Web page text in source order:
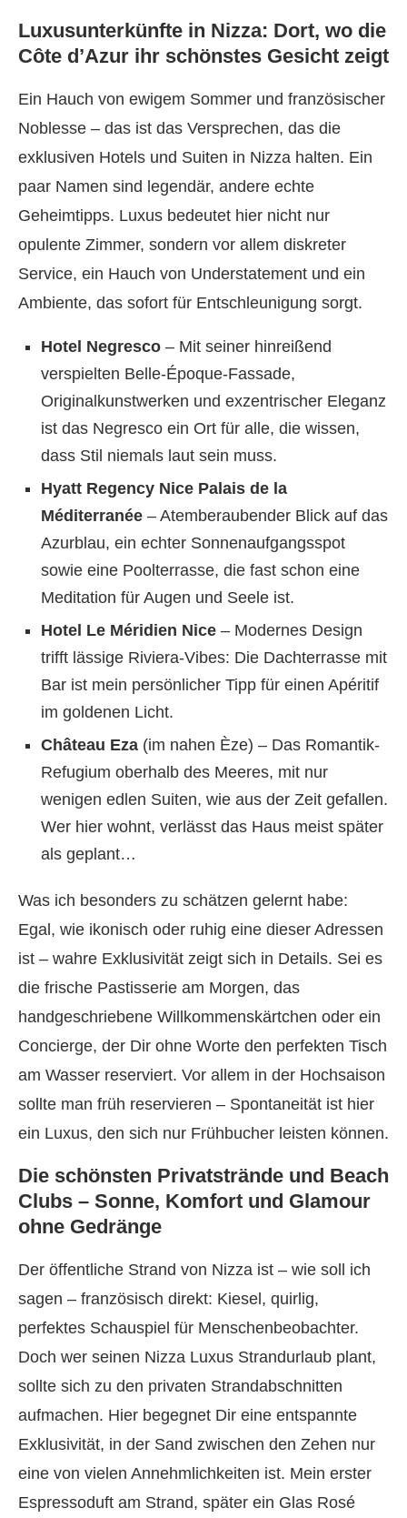
Luxusunterkünfte in Nizza: Dort, wo die
Côte d’Azur ihr schönstes Gesicht zeigt
Ein Hauch von ewigem Sommer und französischer
Noblesse – das ist das Versprechen, das die
exklusiven Hotels und Suiten in Nizza halten. Ein
paar Namen sind legendär, andere echte
Geheimtipps. Luxus bedeutet hier nicht nur
opulente Zimmer, sondern vor allem diskreter
Service, ein Hauch von Understatement und ein
Ambiente, das sofort für Entschleunigung sorgt.
Hotel Negresco – Mit seiner hinreißend
verspielten Belle-Époque-Fassade,
Originalkunstwerken und exzentrischer Eleganz
ist das Negresco ein Ort für alle, die wissen,
dass Stil niemals laut sein muss.
Hyatt Regency Nice Palais de la
Méditerranée – Atemberaubender Blick auf das
Azurblau, ein echter Sonnenaufgangsspot
sowie eine Poolterrasse, die fast schon eine
Meditation für Augen und Seele ist.
Hotel Le Méridien Nice – Modernes Design
trifft lässige Riviera-Vibes: Die Dachterrasse mit
Bar ist mein persönlicher Tipp für einen Apéritif
im goldenen Licht.
Château Eza (im nahen Èze) – Das Romantik-
Refugium oberhalb des Meeres, mit nur
wenigen edlen Suiten, wie aus der Zeit gefallen.
Wer hier wohnt, verlässt das Haus meist später
als geplant…
Was ich besonders zu schätzen gelernt habe:
Egal, wie ikonisch oder ruhig eine dieser Adressen
ist – wahre Exklusivität zeigt sich in Details. Sei es
die frische Pastisserie am Morgen, das
handgeschriebene Willkommenskärtchen oder ein
Concierge, der Dir ohne Worte den perfekten Tisch
am Wasser reserviert. Vor allem in der Hochsaison
sollte man früh reservieren – Spontaneität ist hier
ein Luxus, den sich nur Frühbucher leisten können.
Die schönsten Privatstrände und Beach
Clubs – Sonne, Komfort und Glamour
ohne Gedränge
Der öffentliche Strand von Nizza ist – wie soll ich
sagen – französisch direkt: Kiesel, quirlig,
perfektes Schauspiel für Menschenbeobachter.
Doch wer seinen Nizza Luxus Strandurlaub plant,
sollte sich zu den privaten Strandabschnitten
aufmachen. Hier begegnet Dir eine entspannte
Exklusivität, in der Sand zwischen den Zehen nur
eine von vielen Annehmlichkeiten ist. Mein erster
Espressoduft am Strand, später ein Glas Rosé